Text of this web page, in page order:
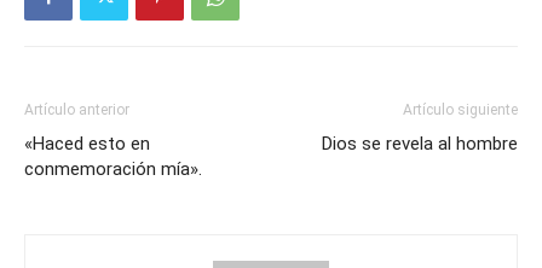
Artículo anterior
«Haced esto en
conmemoración mía».
Artículo siguiente
Dios se revela al hombre